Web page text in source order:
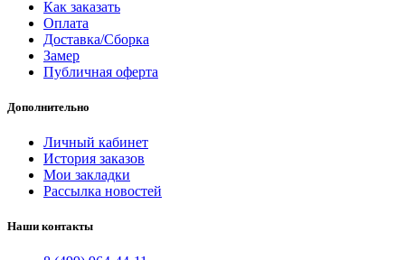
Как заказать
Оплата
Доставка/Сборка
Замер
Публичная оферта
Дополнительно
Личный кабинет
История заказов
Мои закладки
Рассылка новостей
Наши контакты